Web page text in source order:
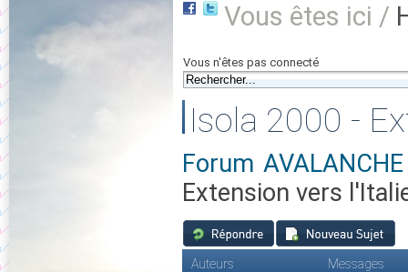
Vous êtes ici /
Vous n'êtes pas connecté
Isola 2000 -
Forum
Extension vers
Auteurs Messages